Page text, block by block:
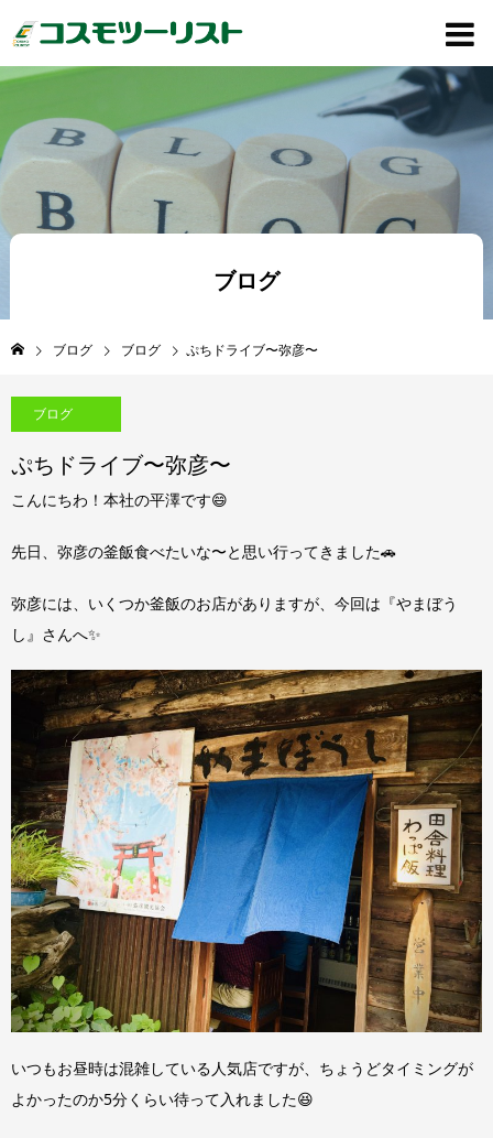
ブログ
ブログ ブログ ぷちドライブ〜弥彦〜
ブログ
ぷちドライブ〜弥彦〜
こんにちわ！本社の平澤です😄
先日、弥彦の釜飯食べたいな〜と思い行ってきました🚗
弥彦には、いくつか釜飯のお店がありますが、今回は『やまぼう
し』さんへ✨
いつもお昼時は混雑している人気店ですが、ちょうどタイミングが
よかったのか5分くらい待って入れました😆